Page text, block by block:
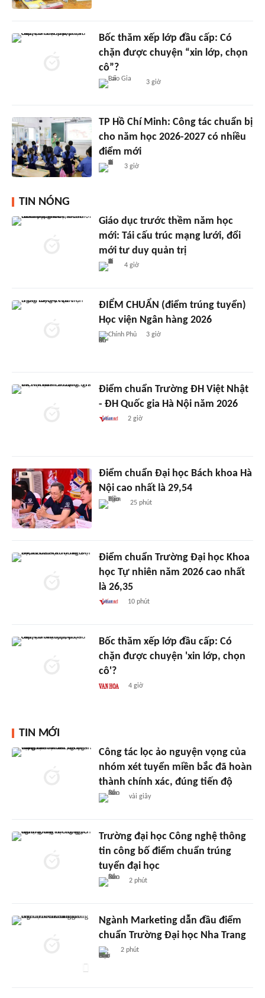
Bốc thăm xếp lớp đầu cấp: Có
chặn được chuyện “xin lớp, chọn
cô”?
3 giờ
TP Hồ Chí Minh: Công tác chuẩn bị
cho năm học 2026-2027 có nhiều
điểm mới
3 giờ
TIN NÓNG
Giáo dục trước thềm năm học
mới: Tái cấu trúc mạng lưới, đổi
mới tư duy quản trị
4 giờ
ĐIỂM CHUẨN (điểm trúng tuyển)
Học viện Ngân hàng 2026
Chính Phủ 3 giờ
Điểm chuẩn Trường ĐH Việt Nhật
- ĐH Quốc gia Hà Nội năm 2026
2 giờ
Điểm chuẩn Đại học Bách khoa Hà
Nội cao nhất là 29,54
25 phút
Điểm chuẩn Trường Đại học Khoa
học Tự nhiên năm 2026 cao nhất
là 26,35
10 phút
Bốc thăm xếp lớp đầu cấp: Có
chặn được chuyện 'xin lớp, chọn
cô'?
4 giờ
TIN MỚI
Công tác lọc ảo nguyện vọng của
nhóm xét tuyển miền bắc đã hoàn
thành chính xác, đúng tiến độ
vài giây
Trường đại học Công nghệ thông
tin công bố điểm chuẩn trúng
tuyển đại học
2 phút
Ngành Marketing dẫn đầu điểm
chuẩn Trường Đại học Nha Trang
2 phút